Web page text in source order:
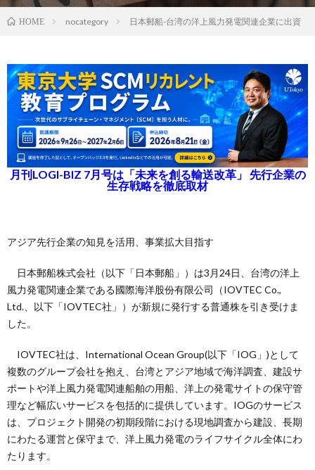
HOME nocategory 日本郵船-台湾の洋上風力発電関連企業に出資
月刊LOGI-BIZ 7月号は「未来を創る輸送改革」 先行企業の
生存戦略を徹底取材
アジア先行企業の知見を活用、事業拡大目指す
日本郵船株式会社（以下「日本郵船」）は3月24日、台湾の洋上
風力発電関連企業である國際海洋股份有限公司（IOVTEC Co.,
Ltd.、以下「IOVTEC社」）が新規に発行する普通株を引き受けま
した。
IOVTEC社は、International Ocean Group(以下「IOG」)として
複数のグループ会社を抱え、台湾とアジア地域で海洋調査、建設サ
ポートや洋上風力発電関連船舶の用船、洋上の発電サイトの保守管
理など幅広いサービスを包括的に提供しています。IOGのサービス
は、プロジェクト開発の初期段階における現地調査から建設、長期
にわたる運営と保守まで、洋上風力発電のライフサイクル全体にわ
たります。